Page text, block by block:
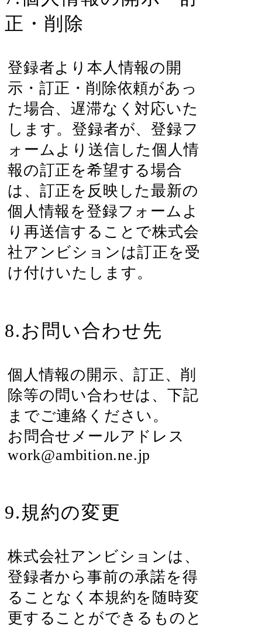
正・削除
登録者より本人情報の開
示・訂正・削除依頼があっ
た場合、遅滞なく対応いた
します。登録者が、登録フ
ォームより送信した個人情
報の訂正を希望する場合
は、訂正を反映した最新の
個人情報を登録フォームよ
り再送信することで株式会
社アンビションは訂正を受
け付けいたします。
8.お問い合わせ先
個人情報の開示、訂正、削
除等の問い合わせは、下記
までご連絡ください。
お問合せメールアドレス
work@ambition.ne.jp
9.規約の変更
株式会社アンビションは、
登録者から事前の承諾を得
ることなく本規約を随時変
更することができるものと